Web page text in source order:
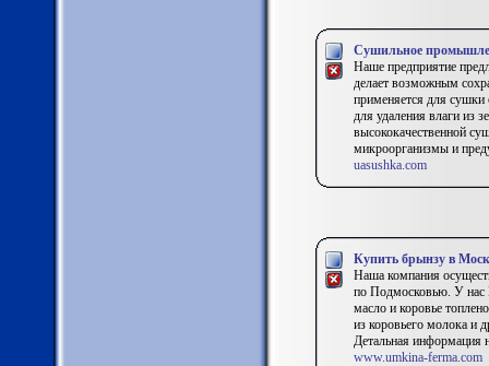
Сушильное
Наше предприятие
делает возможным
применяется для
для удаления влаги из
высококачественной
микроорганизмы и
uasushka.com
Купить брынзу в
Наша компания
по Подмосковью. У нас
масло и коровье
из коровьего молока и
Детальная информация
www.umkina-ferma.com